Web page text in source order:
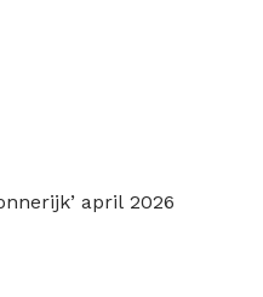
april 2026